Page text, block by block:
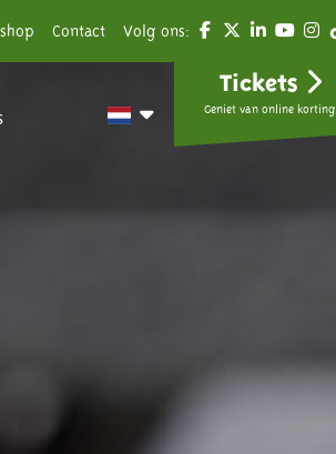
Contact Volg ons:
Tickets
Geniet van online korting.